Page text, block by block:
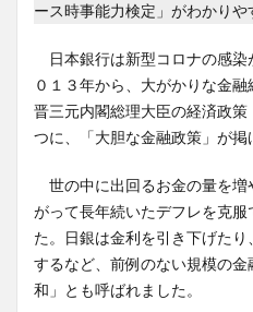
ース時事能力検定」がわかりや
日本銀行は新型コロナの感染
０１３年から、大がかりな金
晋三元内閣総理大臣の経済政
つに、「大胆な金融政策」が掲
世の中に出回るお金の量を増
がって長年続いたデフレを克
た。日銀は金利を引き下げた
するなど、前例のない規模の
和」とも呼ばれました。